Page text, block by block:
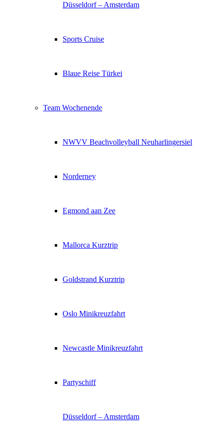
Düsseldorf – Amsterdam
Sports Cruise
Blaue Reise Türkei
Team Wochenende
NWVV Beachvolleyball Neuharlingersiel
Norderney
Egmond aan Zee
Mallorca Kurztrip
Goldstrand Kurztrip
Oslo Minikreuzfahrt
Newcastle Minikreuzfahrt
Partyschiff
Düsseldorf – Amsterdam